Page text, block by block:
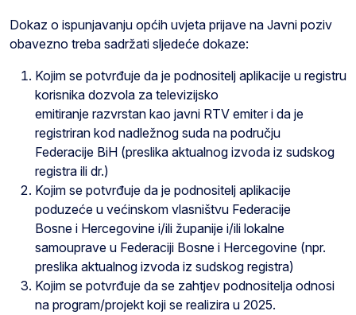
Dokaz o ispunjavanju općih uvjeta prijave na Javni poziv
obavezno treba sadržati sljedeće dokaze:
Kojim se potvrđuje da je podnositelj aplikacije u registru
korisnika dozvola za televizijsko
emitiranje razvrstan kao javni RTV emiter i da je
registriran kod nadležnog suda na području
Federacije BiH (preslika aktualnog izvoda iz sudskog
registra ili dr.)
Kojim se potvrđuje da je podnositelj aplikacije
poduzeće u većinskom vlasništvu Federacije
Bosne i Hercegovine i/ili županije i/ili lokalne
samouprave u Federaciji Bosne i Hercegovine (npr.
preslika aktualnog izvoda iz sudskog registra)
Kojim se potvrđuje da se zahtjev podnositelja odnosi
na program/projekt koji se realizira u 2025.